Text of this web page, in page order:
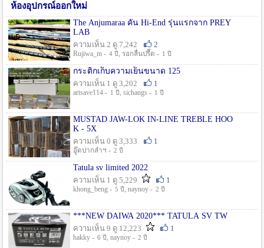
ห้องอุปกรณ์ออกใหม่
The Anjumaraa คัน Hi-End รุ่นแรกจาก PREY
LAB
ความเห็น 2 ดู 7,242
2
Rujiwa_m - 4 ปี , รอกลื่นปรื๊ด - 1 ปี
กระติกเก็บความเย็นขนาด 125
ความเห็น 1 ดู 3,202
1
artsave114 - 1 ปี , sichangs - 1 ปี
MUSTAD JAW-LOK IN-LINE TREBLE HOO
K - 5X
ความเห็น 0 ดู 3,333
1
อู๊ดปากลำฯ - 2 ปี
Tatula sv limited 2022
ความเห็น 1 ดู 5,229
1
khong_beng - 5 ปี , naynoy - 2 ปี
***NEW DAIWA 2020*** TATULA SV TW
ความเห็น 9 ดู 12,223
1
hakky - 6 ปี , naynoy - 2 ปี